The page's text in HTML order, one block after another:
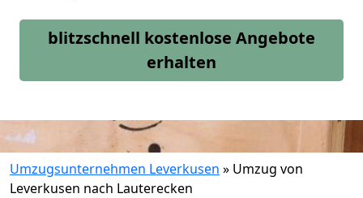
blitzschnell kostenlose Angebote
erhalten
Umzugsunternehmen Leverkusen » Umzug von
Leverkusen nach Lauterecken